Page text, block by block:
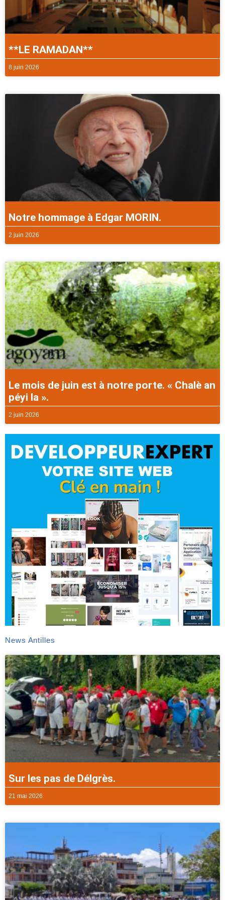
**LE RAMADAN**
8 juin 2026
Notre hommage à Edgar MORIN.
2 juin 2026
Le mois de juin est à notre porte. « Chalè an
péyi la ».
2 juin 2026
News Antilles
Sur les pas de Délgrès.
21 mai 2026